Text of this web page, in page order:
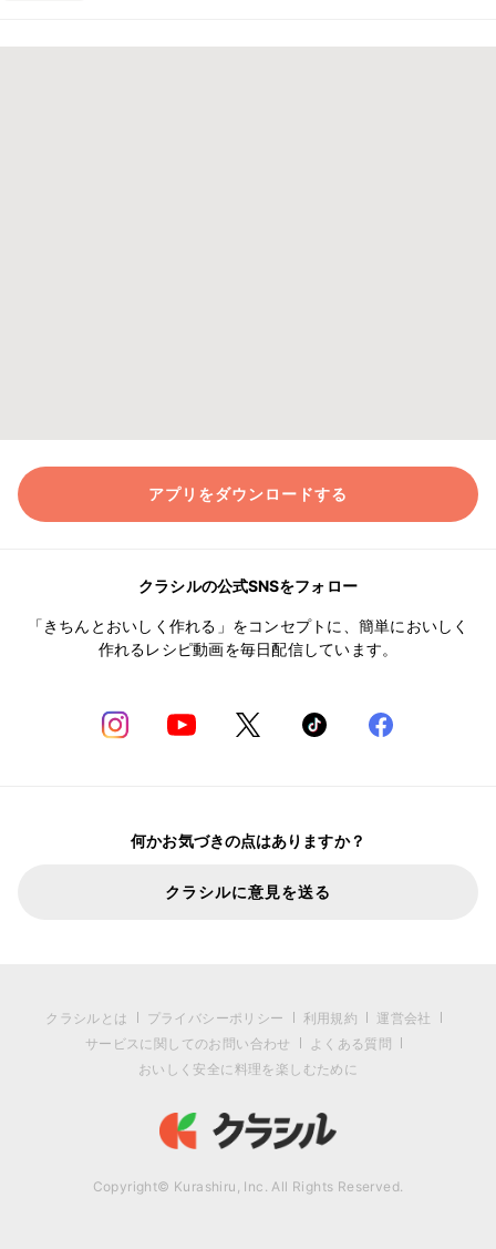
アプリをダウンロードする
クラシルの公式SNSをフォロー
「きちんとおいしく作れる」をコンセプトに、簡単においしく
作れるレシピ動画を毎日配信しています。
何かお気づきの点はありますか？
クラシルに意見を送る
クラシルとは プライバシーポリシー 利用規約
運営会社
サービスに関してのお問い合わせ
よくある質問
おいしく安全に料理を楽しむために
Copyright© Kurashiru, Inc. All Rights Reserved.